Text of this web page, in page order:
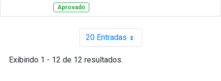
Aprovado
20 EntradasPor página
Exibindo 1 - 12 de 12 resultados.